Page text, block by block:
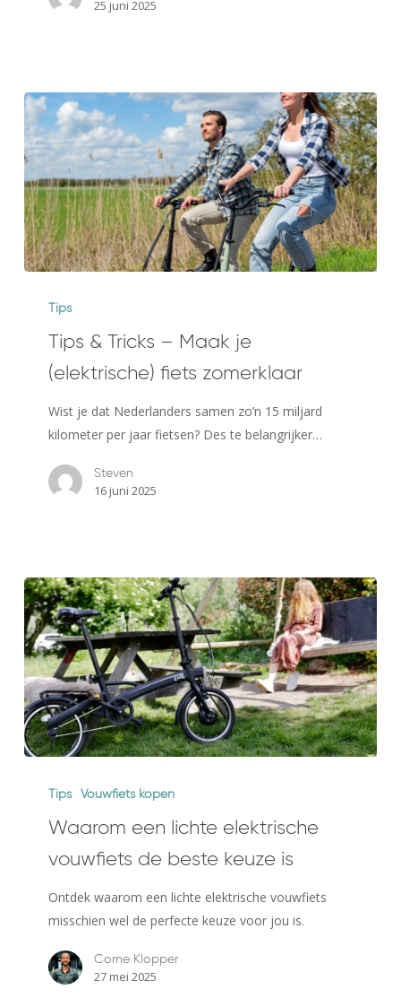
vouwfiets
25 juni 2025
Maak
(elektrische)
zomerklaar
Tips
Tips & Tricks – Maak je
(elektrische) fiets zomerklaar
Wist je dat Nederlanders samen zo’n 15 miljard
kilometer per jaar fietsen? Des te belangrijker…
Steven
16 juni 2025
elektrische
vouwfiets
Tips Vouwfiets kopen
Waarom een lichte elektrische
vouwfiets de beste keuze is
Ontdek waarom een lichte elektrische vouwfiets
misschien wel de perfecte keuze voor jou is.
Corne Klopper
27 mei 2025